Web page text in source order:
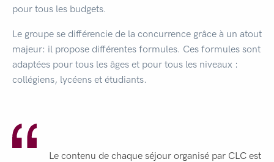
pour tous les budgets.
Le groupe se différencie de la concurrence grâce à un atout
majeur: il propose différentes formules. Ces formules sont
adaptées pour tous les âges et pour tous les niveaux :
collégiens, lycéens et étudiants.
Le contenu de chaque séjour organisé par CLC est